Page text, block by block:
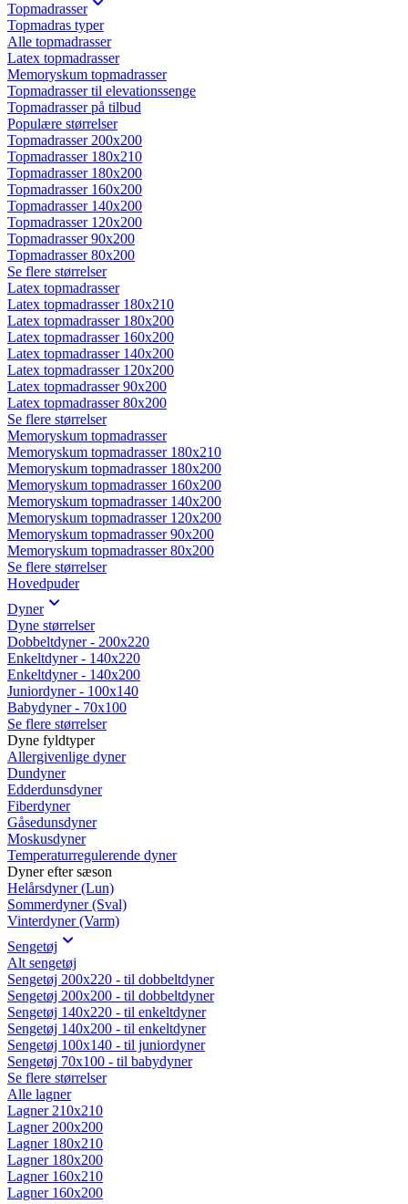
Topmadrasser
Topmadras typer
Alle topmadrasser
Latex topmadrasser
Memoryskum topmadrasser
Topmadrasser til elevationssenge
Topmadrasser på tilbud
Populære størrelser
Topmadrasser 200x200
Topmadrasser 180x210
Topmadrasser 180x200
Topmadrasser 160x200
Topmadrasser 140x200
Topmadrasser 120x200
Topmadrasser 90x200
Topmadrasser 80x200
Se flere størrelser
Latex topmadrasser
Latex topmadrasser 180x210
Latex topmadrasser 180x200
Latex topmadrasser 160x200
Latex topmadrasser 140x200
Latex topmadrasser 120x200
Latex topmadrasser 90x200
Latex topmadrasser 80x200
Se flere størrelser
Memoryskum topmadrasser
Memoryskum topmadrasser 180x210
Memoryskum topmadrasser 180x200
Memoryskum topmadrasser 160x200
Memoryskum topmadrasser 140x200
Memoryskum topmadrasser 120x200
Memoryskum topmadrasser 90x200
Memoryskum topmadrasser 80x200
Se flere størrelser
Hovedpuder
Dyner
Dyne størrelser
Dobbeltdyner - 200x220
Enkeltdyner - 140x220
Enkeltdyner - 140x200
Juniordyner - 100x140
Babydyner - 70x100
Se flere størrelser
Dyne fyldtyper
Allergivenlige dyner
Dundyner
Edderdunsdyner
Fiberdyner
Gåsedunsdyner
Moskusdyner
Temperaturregulerende dyner
Dyner efter sæson
Helårsdyner (Lun)
Sommerdyner (Sval)
Vinterdyner (Varm)
Sengetøj
Alt sengetøj
Sengetøj 200x220 - til dobbeltdyner
Sengetøj 200x200 - til dobbeltdyner
Sengetøj 140x220 - til enkeltdyner
Sengetøj 140x200 - til enkeltdyner
Sengetøj 100x140 - til juniordyner
Sengetøj 70x100 - til babydyner
Se flere størrelser
Alle lagner
Lagner 210x210
Lagner 200x200
Lagner 180x210
Lagner 180x200
Lagner 160x210
Lagner 160x200